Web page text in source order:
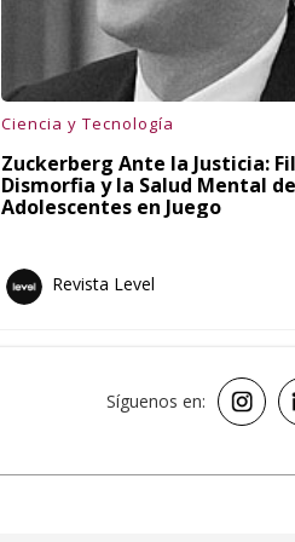
Ciencia y Tecnología
Zuckerberg Ante la Justicia:
Dismorfia y la Salud Mental
Adolescentes en Juego
Revista Level
Síguenos en: